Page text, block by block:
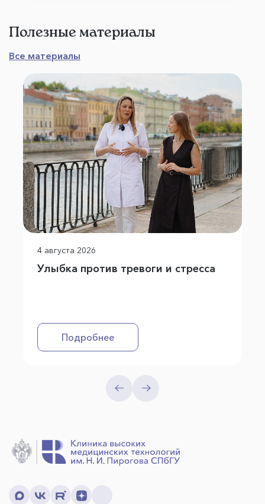
Полезные материалы
Все материалы
4 августа 2026
Улыбка против тревоги и стресса
Подробнее